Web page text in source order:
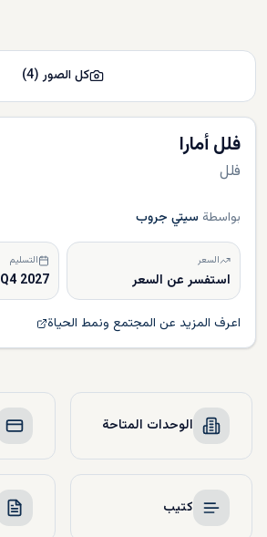
فلل أمارا
فلل
بواسطة سيتي جروب
السعر
استفسر عن السعر
التسليم
Q4 2027
اعرف المزيد عن المجتمع ونمط الحياة
كل الصور(
4
)
الوحدات المتاحة
كتيب